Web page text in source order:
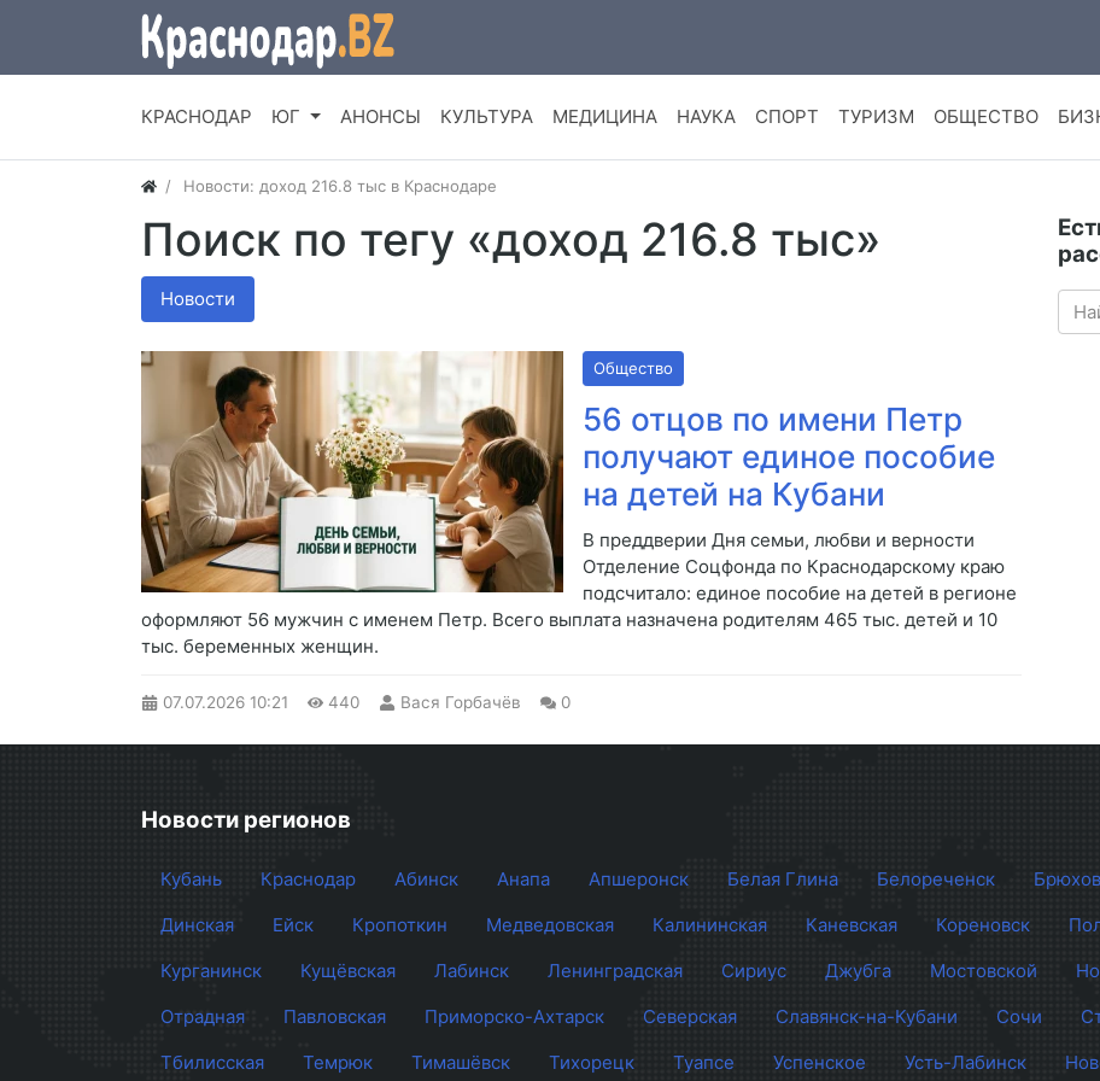
КРАСНОДАР ЮГ АНОНСЫ КУЛЬТУРА МЕДИЦИНА НАУКА СПОРТ ТУРИЗМ ОБЩЕСТВО
Новости: доход 216.8 тыс в Краснодаре
Поиск по тегу «доход 216.8 тыс»
Новости
Общество
56 отцов по имени Петр
получают единое пособие
на детей на Кубани
В преддверии Дня семьи, любви и верности
Отделение Соцфонда по Краснодарскому краю
подсчитало: единое пособие на детей в регионе
оформляют 56 мужчин с именем Петр. Всего выплата назначена родителям 465 тыс. детей и 10
тыс. беременных женщин.
07.07.2026 10:21 440 Вася Горбачёв 0
Новости регионов
Кубань Краснодар Абинск Анапа Апшеронск Белая Глина Белореченск
Динская
Ейск Кропоткин Медведовская Калининская Каневская Кореновск
Курганинск
Кущёвская Лабинск Ленинградская Сириус Джубга Мостовской
Отрадная
Павловская Приморско-Ахтарск Северская Славянск-на-Кубани Сочи
Тбилисская
Темрюк Тимашёвск Тихорецк Туапсе Успенское Усть-Лабинск